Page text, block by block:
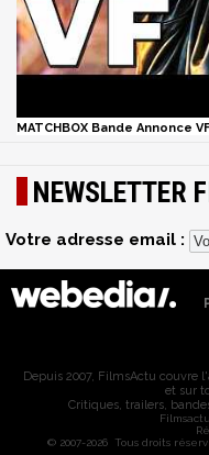
MATCHBOX Bande Annonce
NEWSLETTER
Votre adresse email :
Depuis 2007, FilmsActu couvre
et sur
Critiques, trailers,
© 2007-2026 Tous droits